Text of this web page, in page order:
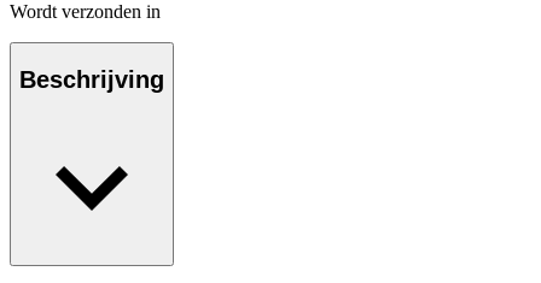
Wordt verzonden in
Beschrijving